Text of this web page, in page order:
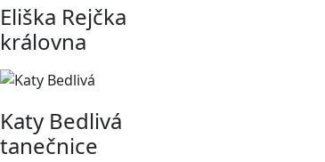
Eliška Rejčka
královna
Katy Bedlivá
tanečnice